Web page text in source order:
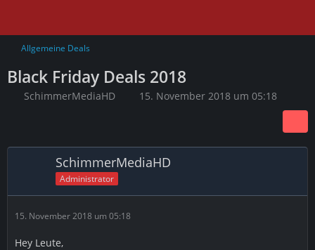
Allgemeine Deals
Black Friday Deals 2018
SchimmerMediaHD 15. November 2018 um 05:18
SchimmerMediaHD
Administrator
15. November 2018 um 05:18
Hey Leute,